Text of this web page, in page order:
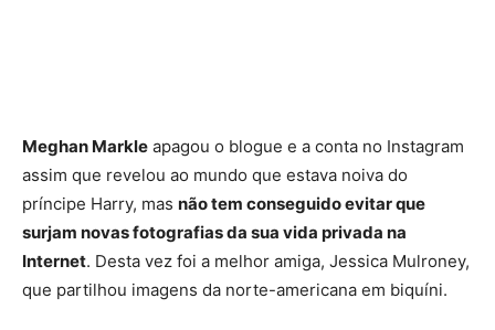
Meghan Markle apagou o blogue e a conta no Instagram
assim que revelou ao mundo que estava noiva do
príncipe Harry, mas não tem conseguido evitar que
surjam novas fotografias da sua vida privada na
Internet. Desta vez foi a melhor amiga, Jessica Mulroney,
que partilhou imagens da norte-americana em biquíni.